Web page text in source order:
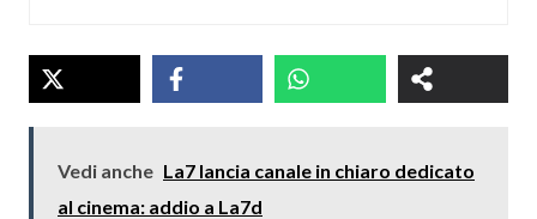
Vedi anche La7 lancia canale in chiaro dedicato
al cinema: addio a La7d